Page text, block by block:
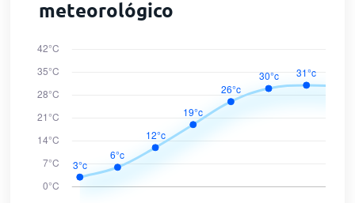
meteorológico